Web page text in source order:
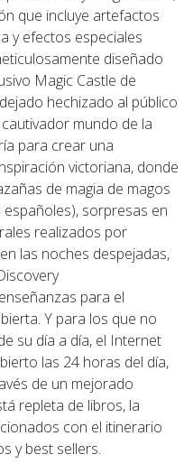
que incluye artefactos
y efectos especiales
diseñado
Magic Castle de
hechizado al público
mundo de la
para crear una
victoriana, donde
de magia de magos
sorpresas en
realizados por
las noches despejadas,
para el
Y para los que no
su día a día, el Internet
las 24 horas del día,
de un mejorado
repleta de libros, la
con el itinerario
y best sellers.